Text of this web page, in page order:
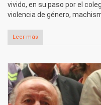
vivido, en su paso por el
violencia de género,
Leer más